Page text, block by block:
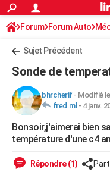
ACTUALITÉS
Politique
Société
Faits Divers
Education
Monde
Villes
+
FINANCE
Retraite
Impôts
Epargne
Immobilier
Risques naturels par ville
Banque
Assurance
Crédit
AUTO
Essais
Réserver un essai
Citadines
Berlines
SUV
Forum auto
+HIGH-TECH
Mobiles
Meilleur smartphone
Internet
Ordinateurs
Jeux vidéo
Guide high-tech
BRICOLAGE
Forum Forum Auto
Sujet Précédent
Sonde de
bhrcherif- Modifié le
fred.ml - 4 janv.
Bonsoir,j'aimerai bien
température d'une c4
Répondre (1)